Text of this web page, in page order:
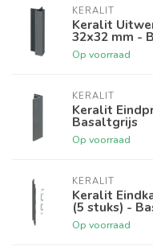
KERALIT
Keralit
32x32 mm -
Op voorraad
KERALIT
Keralit
Basaltgrijs
Op voorraad
KERALIT
Keralit
(5 stuks) -
Op voorraad